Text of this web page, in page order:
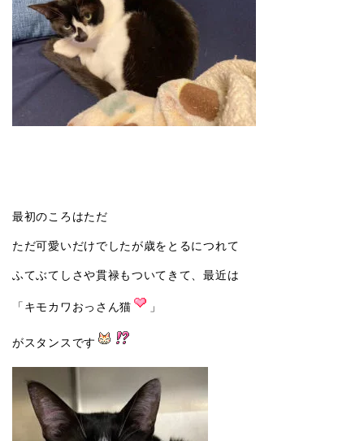
最初のころはただ
ただ可愛いだけでしたが歳をとるにつれて
ふてぶてしさや貫禄もついてきて、最近は
「キモカワおっさん猫 」
がスタンスです